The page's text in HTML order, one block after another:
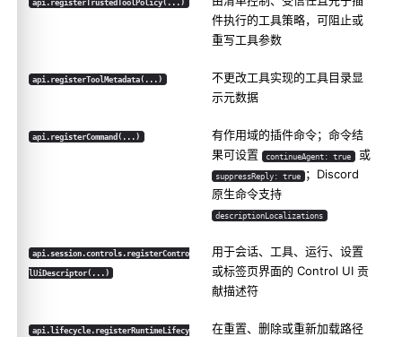
api.registerTrustedToolPolicy(...)
件执行的工具策略，可阻止或
重写工具参数
api.registerToolMetadata(...)
不更改工具实现的工具目录显
示元数据
api.registerCommand(...)
有作用域的插件命令；命令结
果可设置
continueAgent: true 或
suppressReply: true ；Discord
原生命令支持
descriptionLocalizations
api.session.controls.registerContro
lUiDescriptor(...)
用于会话、工具、运行、设置
或标签页界面的 Control UI 贡
献描述符
api.lifecycle.registerRuntimeLifecy
在重置、删除或重新加载路径